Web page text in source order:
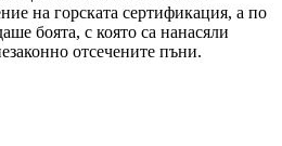
на горската сертификация, а по
боята, с която са нанасяли
отсечените пъни.